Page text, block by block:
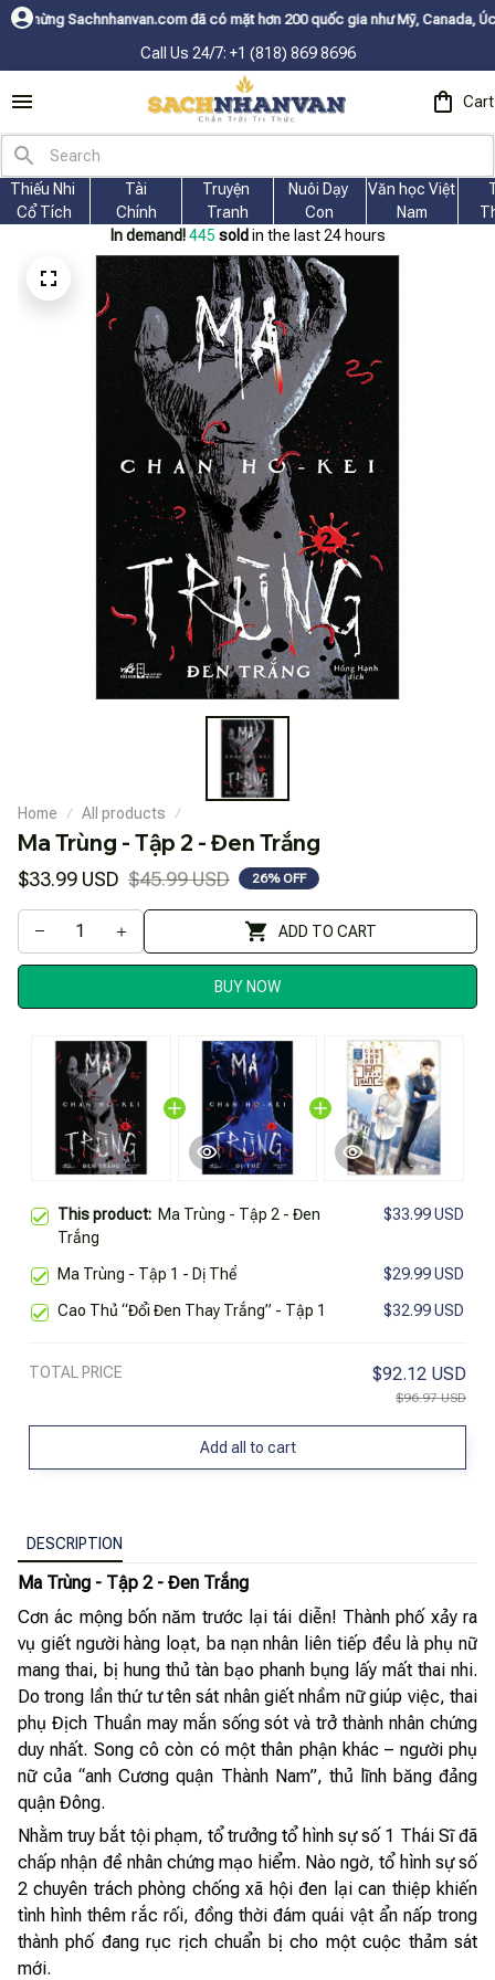
đã có mặt hơn 200 quốc gia như Mỹ, Canada, Úc, Nhật, Hàn, và
Call Us 24/7: +1 (818) 869 8696
Cart
Thiếu Nhi
Cổ Tích
Tài
Chính
Truyện
Tranh
Nuôi Dạy
Con
Văn học Việt
Nam
In demand! 445 sold in the last 24 hours
Home All products
Ma Trùng - Tập 2 - Đen Trắng
$33.99 USD $45.99 USD 26% OFF
ADD TO CART
BUY NOW
This product: Ma Trùng - Tập 2 - Đen
Trắng
$33.99 USD
Ma Trùng - Tập 1 - Dị Thể $29.99 USD
Cao Thủ “Đổi Đen Thay Trắng” - Tập 1 $32.99 USD
TOTAL PRICE $92.12 USD
$96.97 USD
Add all to cart
DESCRIPTION
Ma Trùng - Tập 2 - Đen Trắng
Cơn ác mộng bốn năm trước lại tái diễn! Thành phố xảy ra
vụ giết người hàng loạt, ba nạn nhân liên tiếp đều là phụ nữ
mang thai, bị hung thủ tàn bạo phanh bụng lấy mất thai nhi.
Do trong lần thứ tư tên sát nhân giết nhầm nữ giúp việc, thai
phụ Địch Thuần may mắn sống sót và trở thành nhân chứng
duy nhất. Song cô còn có một thân phận khác – người phụ
nữ của “anh Cương quận Thành Nam”, thủ lĩnh băng đảng
quận Đông.
Nhằm truy bắt tội phạm, tổ trưởng tổ hình sự số 1 Thái Sĩ đã
chấp nhận đề nhân chứng mạo hiểm. Nào ngờ, tổ hình sự số
2 chuyên trách phòng chống xã hội đen lại can thiệp khiến
tình hình thêm rắc rối, đồng thời đám quái vật ẩn nấp trong
thành phố đang rục rịch chuẩn bị cho một cuộc thảm sát
mới.